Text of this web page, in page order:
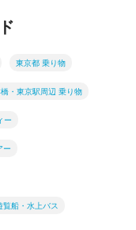
東京都 乗り物
・東京駅周辺 乗り物
ー
ー
覧船・水上バス